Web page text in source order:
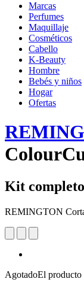
Marcas
Perfumes
Maquillaje
Cosméticos
Cabello
K-Beauty
Hombre
Bebés y niños
Hogar
Ofertas
Kit
REMINGTON
AgotadoEl producto